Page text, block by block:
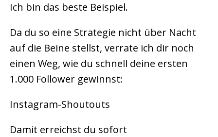
Ich bin das beste Beispiel.
Da du so eine Strategie nicht über Nacht
auf die Beine stellst, verrate ich dir noch
einen Weg, wie du schnell deine ersten
1.000 Follower gewinnst:
Instagram-Shoutouts
Damit erreichst du sofort